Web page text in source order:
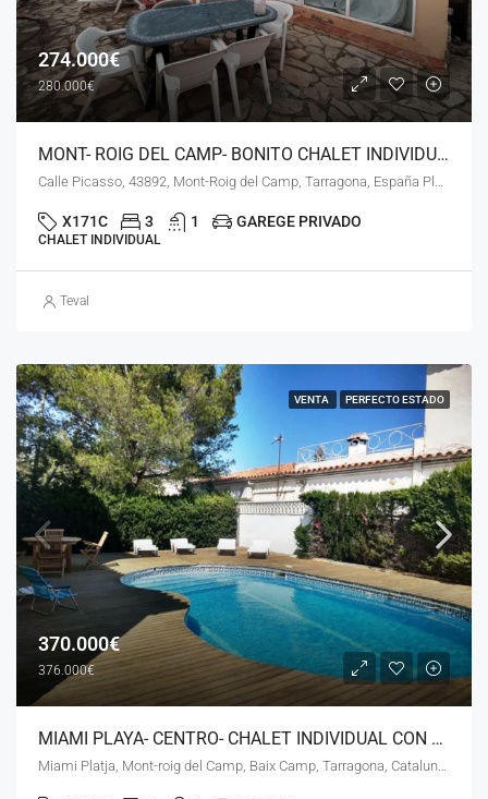
274.000€
280.000€
MONT- ROIG DEL CAMP- BONITO CHALET INDIVIDUAL TOTALMENTE REFORMADO- LN-10326
Calle Picasso, 43892, Mont-Roig del Camp, Tarragona, España Platja de Mont - Roig
X171C 3 1 GAREGE PRIVADO
CHALET INDIVIDUAL
Teval
VENTA PERFECTO ESTADO
370.000€
376.000€
MIAMI PLAYA- CENTRO- CHALET INDIVIDUAL CON LICENCIA TURÍSTICA – LN – 270226